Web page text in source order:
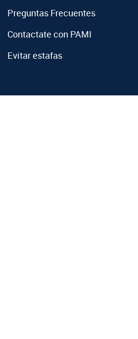
Preguntas Frecuentes
Contactate con PAMI
Evitar estafas